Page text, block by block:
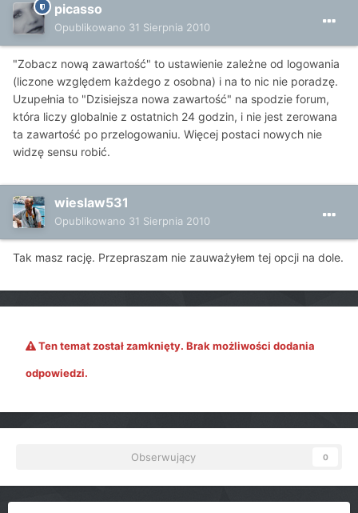
picasso
Opublikowano 31 Sierpnia 2010
"Zobacz nową zawartość" to ustawienie zależne od logowania
(liczone względem każdego z osobna) i na to nic nie poradzę.
Uzupełnia to "Dzisiejsza nowa zawartość" na spodzie forum,
która liczy globalnie z ostatnich 24 godzin, i nie jest zerowana
ta zawartość po przelogowaniu. Więcej postaci nowych nie
widzę sensu robić.
wieslaw531
Opublikowano 31 Sierpnia 2010
Tak masz rację. Przepraszam nie zauważyłem tej opcji na dole.
Ten temat został zamknięty. Brak możliwości dodania
odpowiedzi.
Obserwujący 0